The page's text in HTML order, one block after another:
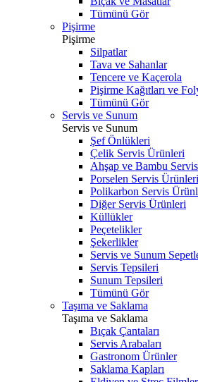
Tümünü Gör
Pişirme
Pişirme
Silpatlar
Tava ve Sahanlar
Tencere ve Kaçerola
Pişirme Kağıtları ve
Tümünü Gör
Servis ve Sunum
Servis ve Sunum
Şef Önlükleri
Çelik Servis Ürünleri
Ahşap ve Bambu
Porselen Servis Ürünleri
Polikarbon Servis
Diğer Servis Ürünleri
Küllükler
Peçetelikler
Şekerlikler
Servis ve Sunum
Servis Tepsileri
Sunum Tepsileri
Tümünü Gör
Taşıma ve Saklama
Taşıma ve Saklama
Bıçak Çantaları
Servis Arabaları
Gastronom Ürünler
Saklama Kapları